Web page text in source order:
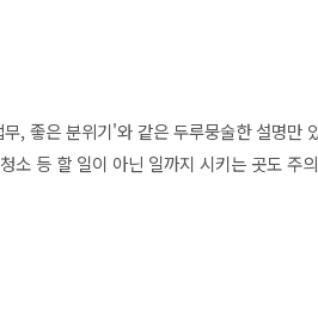
, 좋은 분위기'와 같은 두루뭉술한 설명만
소 등 할 일이 아닌 일까지 시키는 곳도 주의